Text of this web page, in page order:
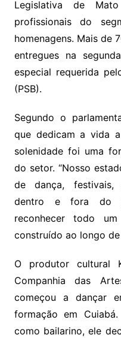
n
k
p
p
m
a
g
e
k.
c
o
m
e
o
l
Legislativa de
profissionais do
homenagens. Mais de
entregues na
especial requerida
(PSB).
Segundo o
que dedicam a vida
solenidade foi uma
do setor. “Nosso
de dança, festivais,
dentro e fora do
reconhecer todo
construído ao longo de
O produtor cultural
Companhia das
começou a dançar
formação em
como bailarino, ele